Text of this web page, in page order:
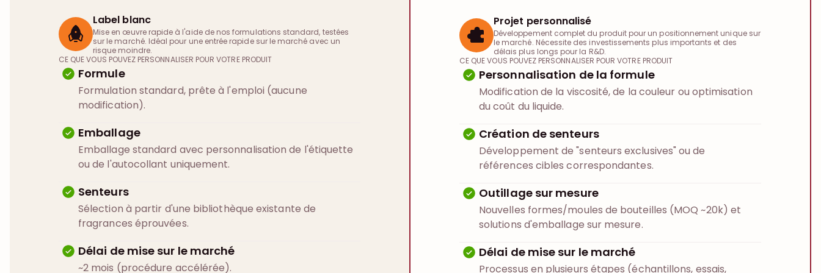
Label blanc
Mise en œuvre rapide à l'aide de nos formulations standard, testées
sur le marché. Idéal pour une entrée rapide sur le marché avec un
risque moindre.
CE QUE VOUS POUVEZ PERSONNALISER POUR VOTRE PRODUIT
Formule
Formulation standard, prête à l'emploi (aucune
modification).
Emballage
Emballage standard avec personnalisation de l'étiquette
ou de l'autocollant uniquement.
Senteurs
Sélection à partir d'une bibliothèque existante de
fragrances éprouvées.
Délai de mise sur le marché
~2 mois (procédure accélérée).
Projet personnalisé
Développement complet du produit pour un positionnement unique sur
le marché. Nécessite des investissements plus importants et des
délais plus longs pour la R&D.
CE QUE VOUS POUVEZ PERSONNALISER POUR VOTRE PRODUIT
Personnalisation de la formule
Modification de la viscosité, de la couleur ou optimisation
du coût du liquide.
Création de senteurs
Développement de "senteurs exclusives" ou de
références cibles correspondantes.
Outillage sur mesure
Nouvelles formes/moules de bouteilles (MOQ ~20k) et
solutions d'emballage sur mesure.
Délai de mise sur le marché
Processus en plusieurs étapes (échantillons, essais,